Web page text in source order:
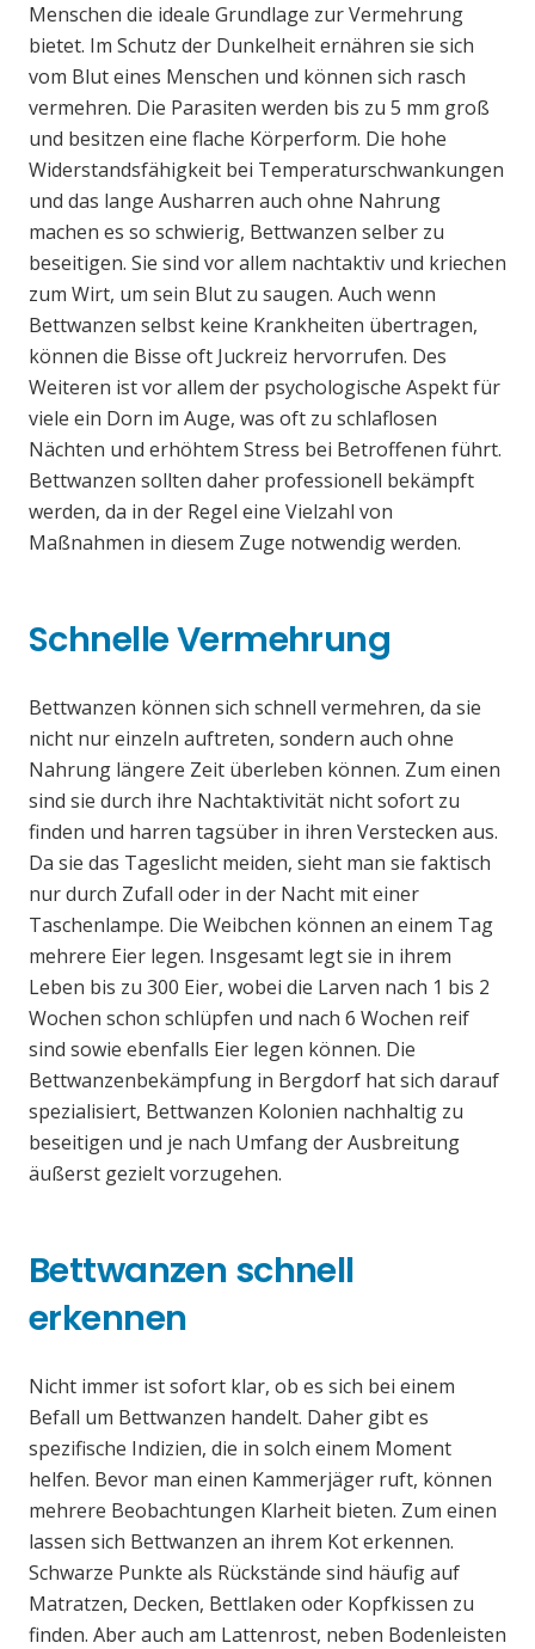
Menschen die ideale Grundlage zur Vermehrung
bietet. Im Schutz der Dunkelheit ernähren sie sich
vom Blut eines Menschen und können sich rasch
vermehren. Die Parasiten werden bis zu 5 mm groß
und besitzen eine flache Körperform. Die hohe
Widerstandsfähigkeit bei Temperaturschwankungen
und das lange Ausharren auch ohne Nahrung
machen es so schwierig, Bettwanzen selber zu
beseitigen. Sie sind vor allem nachtaktiv und kriechen
zum Wirt, um sein Blut zu saugen. Auch wenn
Bettwanzen selbst keine Krankheiten übertragen,
können die Bisse oft Juckreiz hervorrufen. Des
Weiteren ist vor allem der psychologische Aspekt für
viele ein Dorn im Auge, was oft zu schlaflosen
Nächten und erhöhtem Stress bei Betroffenen führt.
Bettwanzen sollten daher professionell bekämpft
werden, da in der Regel eine Vielzahl von
Maßnahmen in diesem Zuge notwendig werden.
Schnelle Vermehrung
Bettwanzen können sich schnell vermehren, da sie
nicht nur einzeln auftreten, sondern auch ohne
Nahrung längere Zeit überleben können. Zum einen
sind sie durch ihre Nachtaktivität nicht sofort zu
finden und harren tagsüber in ihren Verstecken aus.
Da sie das Tageslicht meiden, sieht man sie faktisch
nur durch Zufall oder in der Nacht mit einer
Taschenlampe. Die Weibchen können an einem Tag
mehrere Eier legen. Insgesamt legt sie in ihrem
Leben bis zu 300 Eier, wobei die Larven nach 1 bis 2
Wochen schon schlüpfen und nach 6 Wochen reif
sind sowie ebenfalls Eier legen können. Die
Bettwanzenbekämpfung in Bergdorf hat sich darauf
spezialisiert, Bettwanzen Kolonien nachhaltig zu
beseitigen und je nach Umfang der Ausbreitung
äußerst gezielt vorzugehen.
Bettwanzen schnell
erkennen
Nicht immer ist sofort klar, ob es sich bei einem
Befall um Bettwanzen handelt. Daher gibt es
spezifische Indizien, die in solch einem Moment
helfen. Bevor man einen Kammerjäger ruft, können
mehrere Beobachtungen Klarheit bieten. Zum einen
lassen sich Bettwanzen an ihrem Kot erkennen.
Schwarze Punkte als Rückstände sind häufig auf
Matratzen, Decken, Bettlaken oder Kopfkissen zu
finden. Aber auch am Lattenrost, neben Bodenleisten